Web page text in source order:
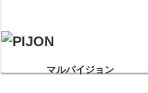
マルパイジョン